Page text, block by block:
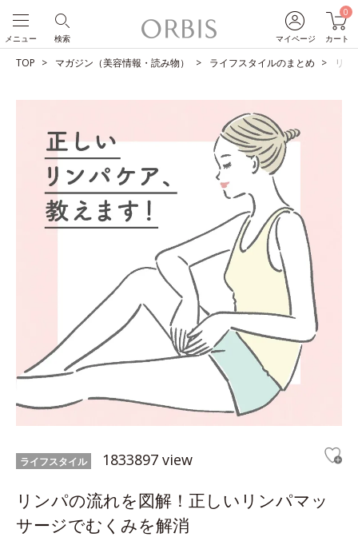
マイページ
0
カート
検索
メニュー
TOP マガジン（美容情報・読み物） ライフスタイルのまとめ リ
ライフスタイル 1833897 view
リンパの流れを図解！正しいリンパマッ
サージでむくみを解消